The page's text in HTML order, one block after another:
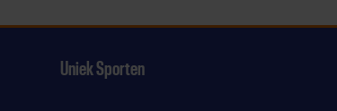
Uniek Sporten